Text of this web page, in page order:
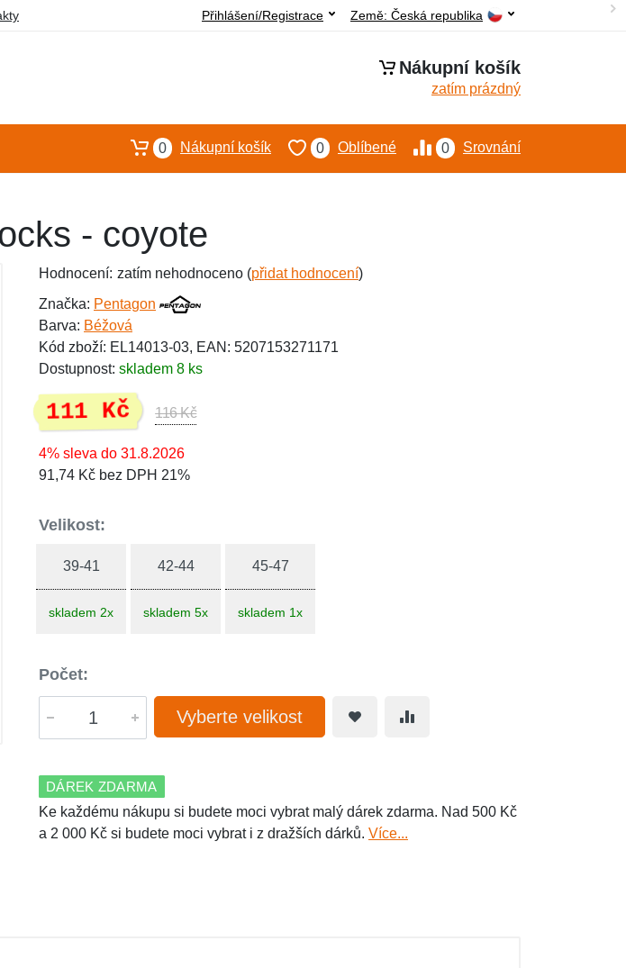
Země: Česká republika
Přihlášení/Registrace
Nákupní košík
zatím prázdný
0 Srovnání
0 Oblíbené
0 Nákupní košík
- coyote
Hodnocení: zatím nehodnoceno (přidat hodnocení)
Značka: Pentagon
Barva: Béžová
Kód zboží: EL14013-03, EAN: 5207153271171
Dostupnost: skladem 8 ks
111 Kč 116 Kč
4% sleva do 31.8.2026
91,74 Kč bez DPH 21%
Velikost:
39-41
skladem 2x
42-44
skladem 5x
45-47
skladem 1x
Počet:
Vyberte velikost
DÁREK ZDARMA
Ke každému nákupu si budete moci vybrat malý dárek zdarma. Nad 500 Kč
a 2 000 Kč si budete moci vybrat i z dražších dárků. Více...